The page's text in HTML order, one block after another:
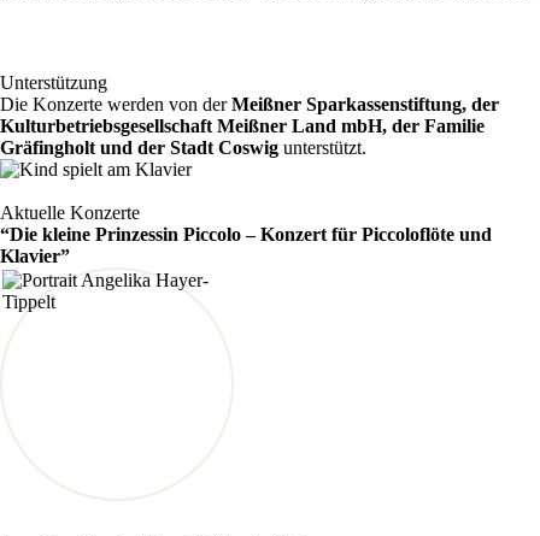
Unterstützung
Die Konzerte werden von derMeißner Sparkassenstiftung, der
Kulturbetriebsgesellschaft Meißner Land mbH, der Familie
Gräfingholt und der Stadt Coswig unterstützt.
Aktuelle Konzerte
“Die kleine Prinzessin Piccolo – Konzert für Piccoloflöte und
Klavier”